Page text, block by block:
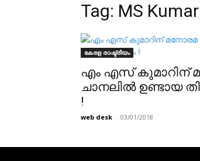
Tag: MS Kumar
കേരള രാഷ്ട്രീയം
എം എസ് കുമാറിന്
ചാനലിൽ ഉണ്ടായ
!
web desk - 03/01/2018